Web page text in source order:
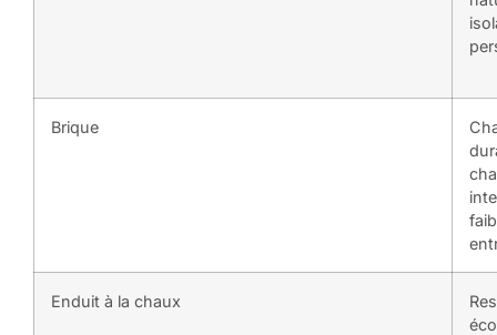
Brique
Enduit à la chaux